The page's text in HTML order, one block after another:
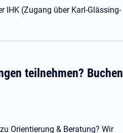
IHK (Zugang über Karl-Glässing-
teilnehmen? Buchen
Orientierung & Beratung? Wir